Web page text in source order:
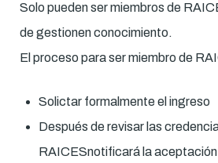
Solo pueden ser miembros de
de gestionen conocimiento.
El proceso para ser miembro de
Solictar formalmente el ingreso
Después de revisar las
RAICESnotificará la